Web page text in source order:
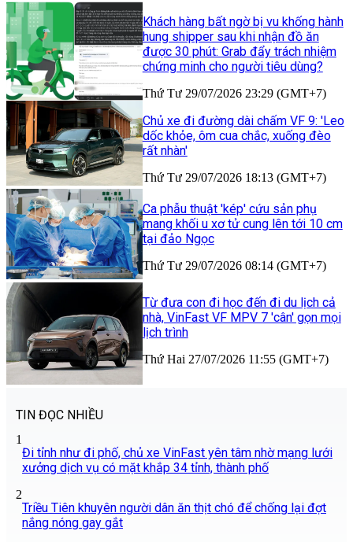
Khách hàng bất ngờ bị vu khống hành
hung shipper sau khi nhận đồ ăn
được 30 phút: Grab đẩy trách nhiệm
chứng minh cho người tiêu dùng?
Thứ Tư 29/07/2026 23:29 (GMT+7)
Chủ xe đi đường dài chấm VF 9: 'Leo
dốc khỏe, ôm cua chắc, xuống đèo
rất nhàn'
Thứ Tư 29/07/2026 18:13 (GMT+7)
Ca phẫu thuật 'kép' cứu sản phụ
mang khối u xơ tử cung lên tới 10 cm
tại đảo Ngọc
Thứ Tư 29/07/2026 08:14 (GMT+7)
Từ đưa con đi học đến đi du lịch cả
nhà, VinFast VF MPV 7 'cân' gọn mọi
lịch trình
Thứ Hai 27/07/2026 11:55 (GMT+7)
TIN ĐỌC NHIỀU
1
Đi tỉnh như đi phố, chủ xe VinFast yên tâm nhờ mạng lưới
xưởng dịch vụ có mặt khắp 34 tỉnh, thành phố
2
Triều Tiên khuyên người dân ăn thịt chó để chống lại đợt
nắng nóng gay gắt